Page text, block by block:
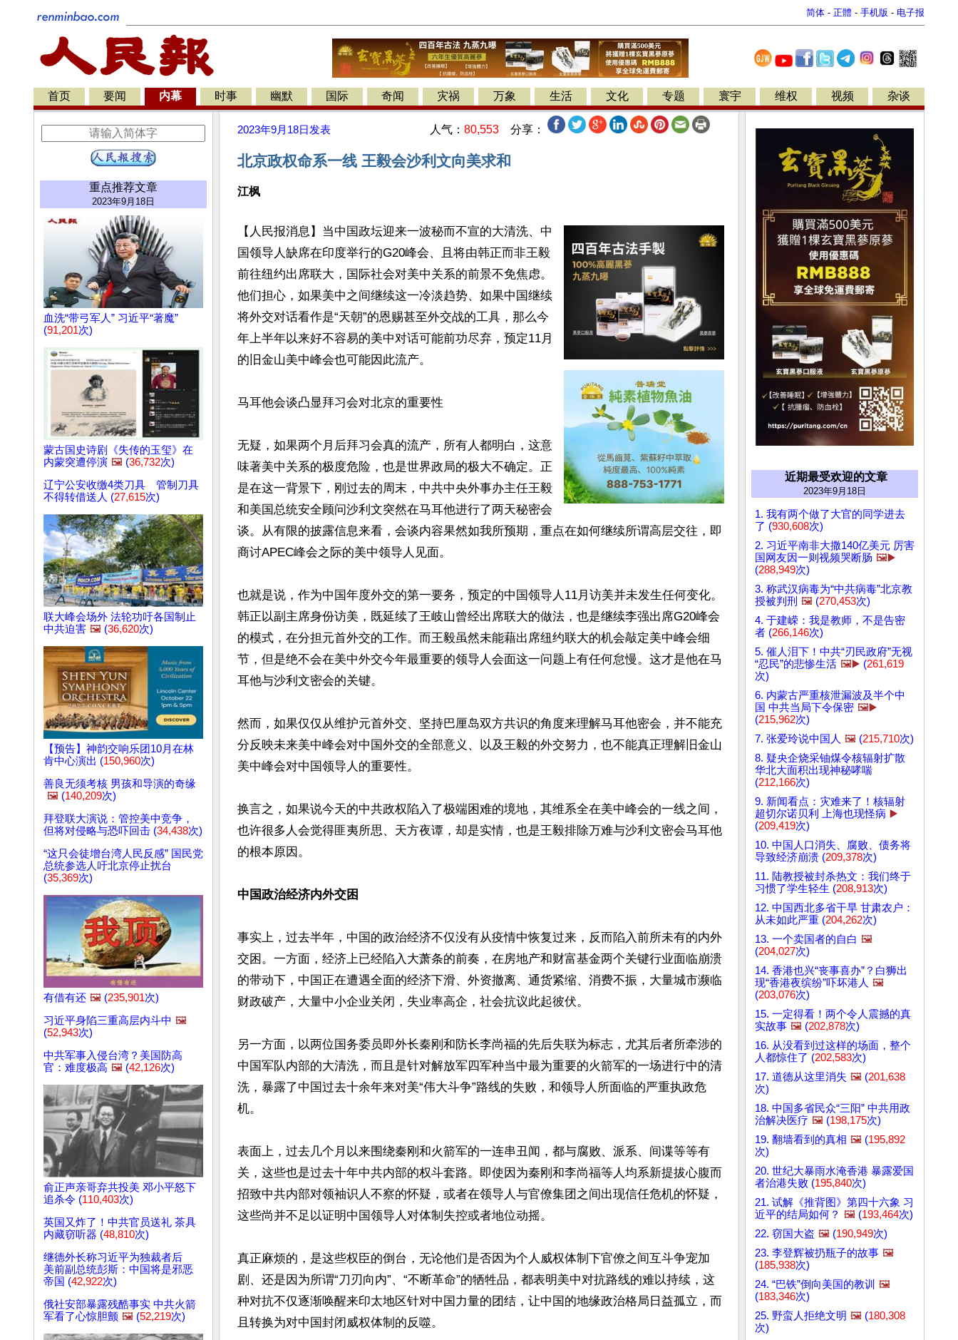
简体 - 正體 - 手机版 - 电子报
首页 要闻 内幕 时事 幽默 国际 奇闻 灾祸 万象 生活 文化 专题 寰宇 维权 视频 杂谈
重点推荐文章
2023年9月18日
血洗“带弓军人” 习近平“著魔”
(91,201次)
蒙古国史诗剧《失传的玉玺》在
内蒙突遭停演 🖼️ (36,732次)
辽宁公安收缴4类刀具 管制刀具
不得转借送人 (27,615次)
联大峰会场外 法轮功吁各国制止
中共迫害 🖼️ (36,620次)
【预告】神韵交响乐团10月在林
肯中心演出 (150,960次)
善良无须考核 男孩和导演的奇缘
🖼️ (140,209次)
拜登联大演说：管控美中竞争，
但将对侵略与恐吓回击 (34,438次)
“这只会徒增台湾人民反感” 国民党
总统参选人吁北京停止扰台
(35,369次)
有借有还 🖼️ (235,901次)
习近平身陷三重高层内斗中 🖼️
(52,943次)
中共军事入侵台湾？美国防高
官：难度极高 🖼️ (42,126次)
俞正声亲哥弃共投美 邓小平怒下
追杀令 (110,403次)
英国又炸了！中共官员送礼 茶具
内藏窃听器 (48,810次)
继德外长称习近平为独裁者后
美前副总统彭斯：中国将是邪恶
帝国 (42,922次)
俄社安部暴露残酷事实 中共火箭
军看了心惊胆颤 🖼️ (52,219次)
2023年9月18日 发表 人气： 80,553 分享：
北京政权命系一线 王毅会沙利文向美求和
江枫
【人民报消息】当中国政坛迎来一波秘而不宣的大清洗、中
国领导人缺席在印度举行的G20峰会、且将由韩正而非王毅
前往纽约出席联大，国际社会对美中关系的前景不免焦虑。
他们担心，如果美中之间继续这一冷淡趋势、如果中国继续
将外交对话看作是“天朝”的恩赐甚至外交战的工具，那么今
年上半年以来好不容易的美中对话可能前功尽弃，预定11月
的旧金山美中峰会也可能因此流产。
马耳他会谈凸显拜习会对北京的重要性
无疑，如果两个月后拜习会真的流产，所有人都明白，这意
味著美中关系的极度危险，也是世界政局的极大不确定。正
是在这一背景下，刚过去的周末，中共中央外事办主任王毅
和美国总统安全顾问沙利文突然在马耳他进行了两天秘密会
谈。从有限的披露信息来看，会谈内容果然如我所预期，重点在如何继续所谓高层交往，即
商讨APEC峰会之际的美中领导人见面。
也就是说，作为中国年度外交的第一要务，预定的中国领导人11月访美并未发生任何变化。
韩正以副主席身份访美，既延续了王岐山曾经出席联大的做法，也是继续李强出席G20峰会
的模式，在分担元首外交的工作。而王毅虽然未能藉出席纽约联大的机会敲定美中峰会细
节，但是绝不会在美中外交今年最重要的领导人会面这一问题上有任何怠慢。这才是他在马
耳他与沙利文密会的关键。
然而，如果仅仅从维护元首外交、坚持巴厘岛双方共识的角度来理解马耳他密会，并不能充
分反映未来美中峰会对中国外交的全部意义、以及王毅的外交努力，也不能真正理解旧金山
美中峰会对中国领导人的重要性。
换言之，如果说今天的中共政权陷入了极端困难的境地，其维系全在美中峰会的一线之间，
也许很多人会觉得匪夷所思、天方夜谭，却是实情，也是王毅排除万难与沙利文密会马耳他
的根本原因。
中国政治经济内外交困
事实上，过去半年，中国的政治经济不仅没有从疫情中恢复过来，反而陷入前所未有的内外
交困。一方面，经济上已经陷入大萧条的前奏，在房地产和财富基金两个关键行业面临崩溃
的带动下，中国正在遭遇全面的经济下滑、外资撤离、通货紧缩、消费不振，大量城市濒临
财政破产，大量中小企业关闭，失业率高企，社会抗议此起彼伏。
另一方面，以两位国务委员即外长秦刚和防长李尚福的先后失联为标志，尤其后者所牵涉的
中国军队内部的大清洗，而且是针对解放军四军种当中最为重要的火箭军的一场进行中的清
洗，暴露了中国过去十余年来对美“伟大斗争”路线的失败，和领导人所面临的严重执政危
机。
表面上，过去几个月以来围绕秦刚和火箭军的一连串丑闻，都与腐败、派系、间谍等等有
关，这些也是过去十年中共内部的权斗套路。即使因为秦刚和李尚福等人均系新提拔心腹而
招致中共内部对领袖识人不察的怀疑，或者在领导人与官僚集团之间出现信任危机的怀疑，
这些尚并不足以证明中国领导人对体制失控或者地位动摇。
真正麻烦的，是这些权臣的倒台，无论他们是否因为个人威权体制下官僚之间互斗争宠加
剧、还是因为所谓“刀刃向内”、“不断革命”的牺牲品，都表明美中对抗路线的难以持续，这
种对抗不仅逐渐唤醒来印太地区针对中国力量的团结，让中国的地缘政治格局日益孤立，而
且转换为对中国封闭威权体制的反噬。
近期最受欢迎的文章
2023年9月18日
1. 我有两个做了大官的同学进去
了 (930,608次)
2. 习近平南非大撒140亿美元 厉害
国网友因一则视频哭断肠 🖼️▶️
(288,949次)
3. 称武汉病毒为“中共病毒”北京教
授被判刑 🖼️ (270,453次)
4. 于建嵘：我是教师，不是告密
者 (266,146次)
5. 催人泪下！中共“刃民政府”无视
“忍民”的悲惨生活 🖼️▶️ (261,619
次)
6. 内蒙古严重核泄漏波及半个中
国 中共当局下令保密 🖼️▶️
(215,962次)
7. 张爱玲说中国人 🖼️ (215,710次)
8. 疑央企烧采铀煤令核辐射扩散
华北大面积出现神秘哮喘
(212,166次)
9. 新闻看点：灾难来了！核辐射
超切尔诺贝利 上海也现怪病 ▶️
(209,419次)
10. 中国人口消失、腐败、债务将
导致经济崩溃 (209,378次)
11. 陆教授被封杀热文：我们终于
习惯了学生轻生 (208,913次)
12. 中国西北多省干旱 甘肃农户：
从未如此严重 (204,262次)
13. 一个卖国者的自白 🖼️
(204,027次)
14. 香港也兴“丧事喜办”？白狮出
现“香港夜缤纷”吓坏港人 🖼️
(203,076次)
15. 一定得看！两个令人震撼的真
实故事 🖼️ (202,878次)
16. 从没看到过这样的场面，整个
人都惊住了 (202,583次)
17. 道德从这里消失 🖼️ (201,638
次)
18. 中国多省民众“三阳” 中共用政
治解决医疗 🖼️ (198,175次)
19. 翻墙看到的真相 🖼️ (195,892
次)
20. 世纪大暴雨水淹香港 暴露爱国
者治港失败 (195,840次)
21. 试解《推背图》第四十六象 习
近平的结局如何？ 🖼️ (193,464次)
22. 窃国大盗 🖼️ (190,949次)
23. 李登辉被扔瓶子的故事 🖼️
(185,938次)
24. “巴铁”倒向美国的教训 🖼️
(183,346次)
25. 野蛮人拒绝文明 🖼️ (180,308
次)